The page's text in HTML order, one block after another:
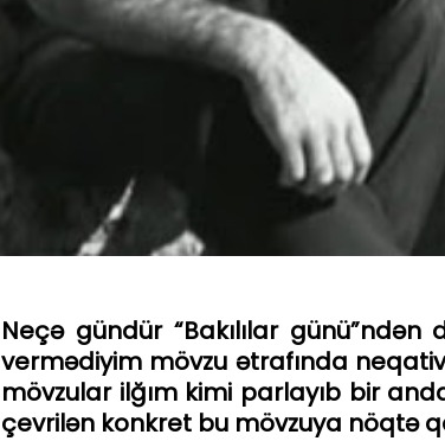
Neçə gündür “Bakılılar günü”ndən
vermədiyim mövzu ətrafında
mövzular ilğım kimi parlayıb bir
çevrilən konkret bu mövzuya nöqtə